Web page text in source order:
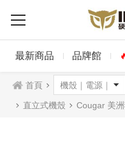
最新商品 品牌館
首頁
直立式機殼 Cougar 美洲獅 OmnyX